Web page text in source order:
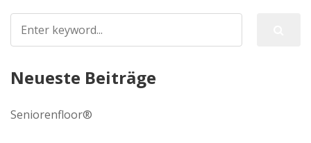
Neueste Beiträge
Seniorenfloor®